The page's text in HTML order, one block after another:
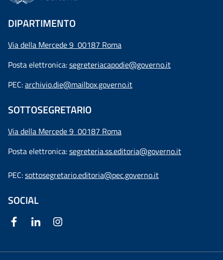
DIPARTIMENTO
Via della Mercede 9 00187 Roma
Posta elettronica:segreteriacapodie@governo.it
PEC:archivio.die@mailbox.governo.it
SOTTOSEGRETARIO
Via della Mercede 9 00187 Roma
Posta elettronica:segreteria.ss.editoria@governo.it
PEC:sottosegretario.editoria@pec.governo.it
SOCIAL